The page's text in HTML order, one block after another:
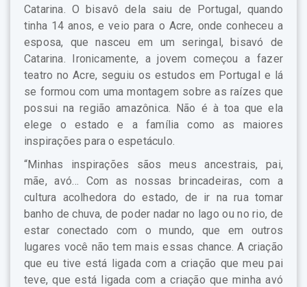
Catarina. O bisavô dela saiu de Portugal, quando
tinha 14 anos, e veio para o Acre, onde conheceu a
esposa, que nasceu em um seringal, bisavó de
Catarina. Ironicamente, a jovem começou a fazer
teatro no Acre, seguiu os estudos em Portugal e lá
se formou com uma montagem sobre as raízes que
possui na região amazônica. Não é à toa que ela
elege o estado e a família como as maiores
inspirações para o espetáculo.
“Minhas inspirações sãos meus ancestrais, pai,
mãe, avó… Com as nossas brincadeiras, com a
cultura acolhedora do estado, de ir na rua tomar
banho de chuva, de poder nadar no lago ou no rio, de
estar conectado com o mundo, que em outros
lugares você não tem mais essas chance. A criação
que eu tive está ligada com a criação que meu pai
teve, que está ligada com a criação que minha avó